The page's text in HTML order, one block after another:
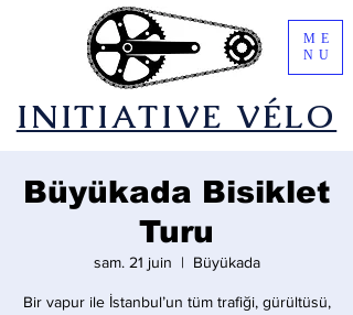
​INITIATIVE VÉLO
ME
NU
Büyükada Bisiklet
Turu
sam. 21 juin
  |
Büyükada
Bir vapur ile İstanbul’un tüm trafiği, gürültüsü,